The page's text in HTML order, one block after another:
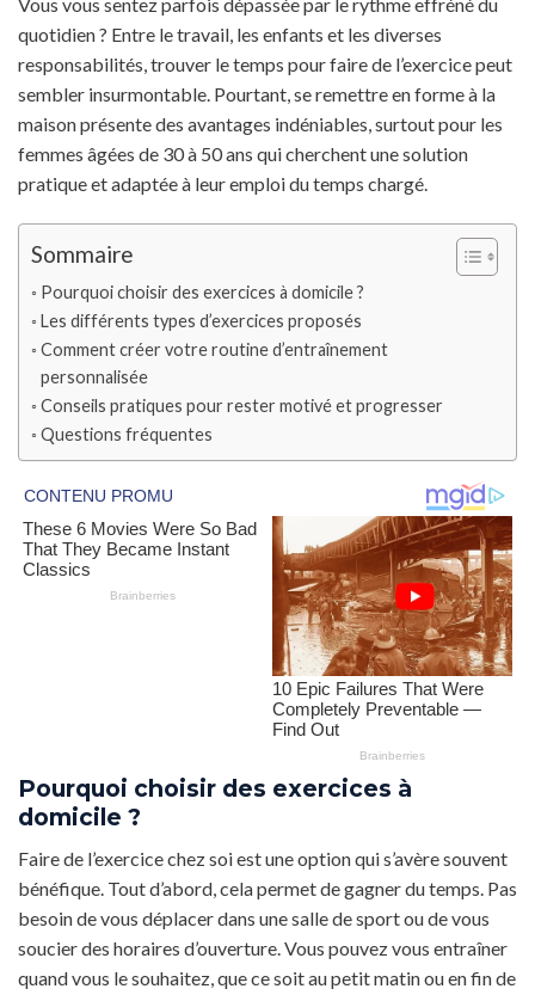
quotidien ? Entre le travail, les enfants et les diverses
responsabilités, trouver le temps pour faire de l’exercice peut
sembler insurmontable. Pourtant, se remettre en forme à la
maison présente des avantages indéniables, surtout pour les
femmes âgées de 30 à 50 ans qui cherchent une solution
pratique et adaptée à leur emploi du temps chargé.
Sommaire
Pourquoi choisir des exercices à domicile ?
Les différents types d’exercices proposés
Comment créer votre routine d’entraînement
personnalisée
Conseils pratiques pour rester motivé et progresser
Questions fréquentes
Pourquoi choisir des exercices à
domicile ?
Faire de l’exercice chez soi est une option qui s’avère souvent
bénéfique. Tout d’abord, cela permet de gagner du temps. Pas
besoin de vous déplacer dans une salle de sport ou de vous
soucier des horaires d’ouverture. Vous pouvez vous entraîner
quand vous le souhaitez, que ce soit au petit matin ou en fin de